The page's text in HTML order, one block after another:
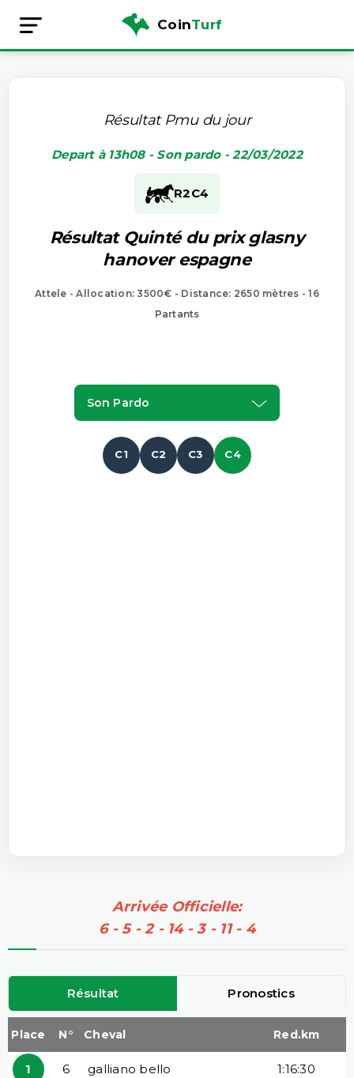
CoinTurf
Résultat Pmu du jour
Depart à 13h08 - Son pardo - 22/03/2022
R2C4
Résultat Quinté du prix glasny
hanover espagne
Attele - Allocation: 3500€ - Distance: 2650 mètres - 16
Partants
Son Pardo
C1 C2 C3 C4
Arrivée Officielle:
6 - 5 - 2 - 14 - 3 - 11 - 4
Résultat Pronostics
Place N° Cheval Red.km
1 6 galliano bello 1:16:30